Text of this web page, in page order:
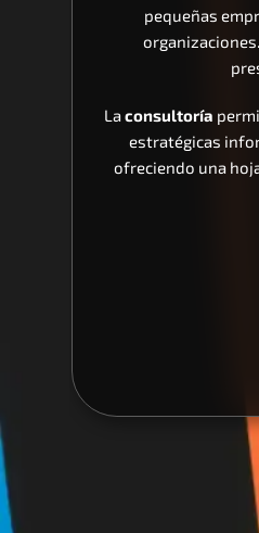
pequeñas
La consultoría
estratégicas
ofreciendo una